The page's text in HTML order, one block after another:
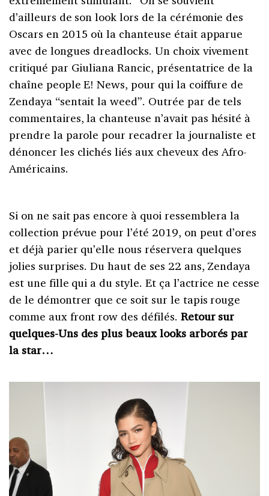
d’ailleurs de son look lors de la cérémonie des
Oscars en 2015 où la chanteuse était apparue
avec de longues dreadlocks. Un choix vivement
critiqué par Giuliana Rancic, présentatrice de la
chaîne people E! News, pour qui la coiffure de
Zendaya “sentait la weed”. Outrée par de tels
commentaires, la chanteuse n’avait pas hésité à
prendre la parole pour recadrer la journaliste et
dénoncer les clichés liés aux cheveux des Afro-
Américains.
Si on ne sait pas encore à quoi ressemblera la
collection prévue pour l’été 2019, on peut d’ores
et déjà parier qu’elle nous réservera quelques
jolies surprises. Du haut de ses 22 ans, Zendaya
est une fille qui a du style. Et ça l’actrice ne cesse
de le démontrer que ce soit sur le tapis rouge
comme aux front row des défilés. Retour sur
quelques-Uns des plus beaux looks arborés par
la star…